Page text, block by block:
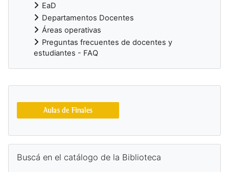
EaD
Departamentos Docentes
Áreas operativas
Preguntas frecuentes de docentes y
estudiantes - FAQ
Bloques suplementarios
Buscá en el catálogo de la Biblioteca